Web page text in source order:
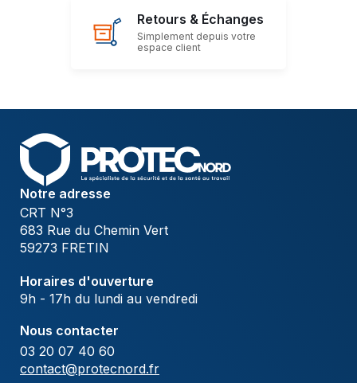
Retours & Échanges
Simplement depuis votre
espace client
Notre adresse
CRT N°3
683 Rue du Chemin Vert
59273 FRETIN
Horaires d'ouverture
9h - 17h du lundi au vendredi
Nous contacter
03 20 07 40 60
contact@protecnord.fr